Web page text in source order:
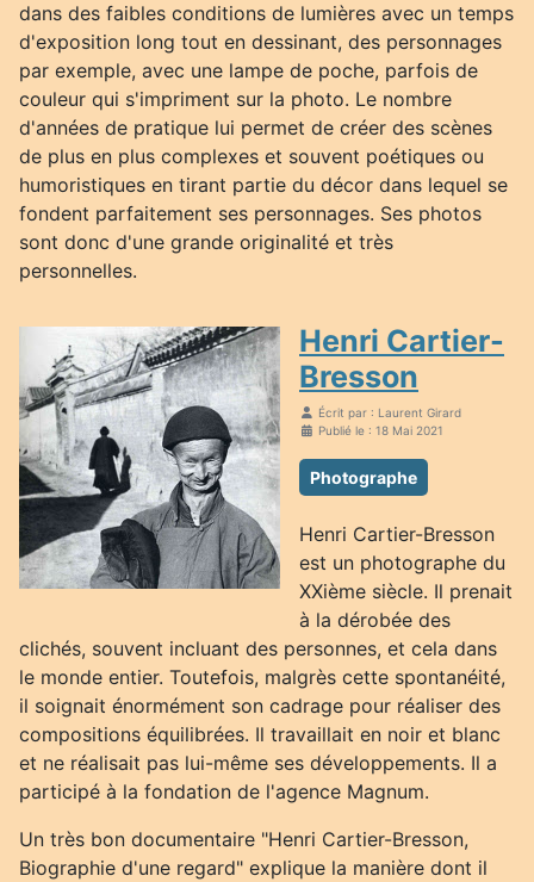
dans des faibles conditions de lumières avec un temps
d'exposition long tout en dessinant, des personnages
par exemple, avec une lampe de poche, parfois de
couleur qui s'impriment sur la photo. Le nombre
d'années de pratique lui permet de créer des scènes
de plus en plus complexes et souvent poétiques ou
humoristiques en tirant partie du décor dans lequel se
fondent parfaitement ses personnages. Ses photos
sont donc d'une grande originalité et très
personnelles.
Henri Cartier-
Bresson
Écrit par : Laurent Girard
Publié le : 18 Mai 2021
Photographe
Henri Cartier-Bresson
est un photographe du
XXième siècle. Il prenait
à la dérobée des
clichés, souvent incluant des personnes, et cela dans
le monde entier. Toutefois, malgrès cette spontanéité,
il soignait énormément son cadrage pour réaliser des
compositions équilibrées. Il travaillait en noir et blanc
et ne réalisait pas lui-même ses développements. Il a
participé à la fondation de l'agence Magnum.
Un très bon documentaire "Henri Cartier-Bresson,
Biographie d'une regard" explique la manière dont il